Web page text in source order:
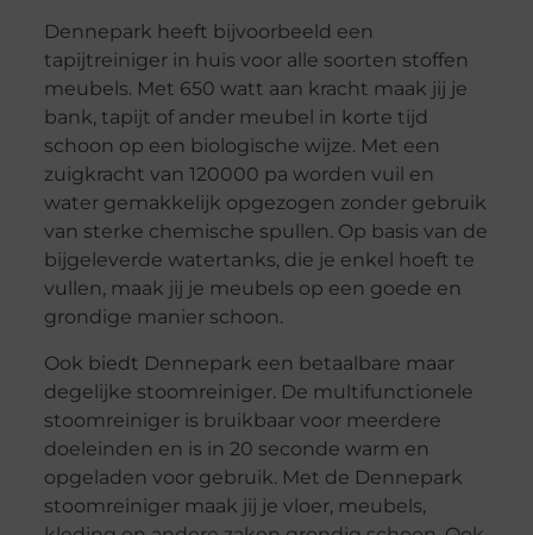
Dennepark heeft bijvoorbeeld een
tapijtreiniger in huis voor alle soorten stoffen
meubels. Met 650 watt aan kracht maak jij je
bank, tapijt of ander meubel in korte tijd
schoon op een biologische wijze. Met een
zuigkracht van 120000 pa worden vuil en
water gemakkelijk opgezogen zonder gebruik
van sterke chemische spullen. Op basis van de
bijgeleverde watertanks, die je enkel hoeft te
vullen, maak jij je meubels op een goede en
grondige manier schoon.
Ook biedt Dennepark een betaalbare maar
degelijke stoomreiniger. De multifunctionele
stoomreiniger is bruikbaar voor meerdere
doeleinden en is in 20 seconde warm en
opgeladen voor gebruik. Met de Dennepark
stoomreiniger maak jij je vloer, meubels,